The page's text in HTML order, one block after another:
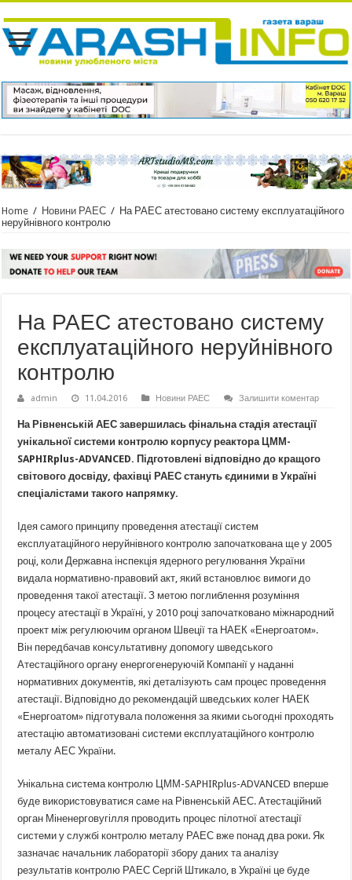
Home / Новини РАЕС / На РАЕС атестовано систему експлуатаційного
неруйнівного контролю
На РАЕС атестовано систему
експлуатаційного неруйнівного
контролю
admin 11.04.2016 Новини РАЕС Залишити коментар
На Рівненській АЕС завершилась фінальна стадія атестації
унікальної системи контролю корпусу реактора ЦММ-
SAPHIRplus-ADVANCED. Підготовлені відповідно до кращого
світового досвіду, фахівці РАЕС стануть єдиними в Україні
спеціалістами такого напрямку.
Ідея самого принципу проведення атестації систем
експлуатаційного неруйнівного контролю започаткована ще у 2005
році, коли Державна інспекція ядерного регулювання України
видала нормативно-правовий акт, який встановлює вимоги до
проведення такої атестації. З метою поглиблення розуміння
процесу атестації в Україні, у 2010 році започатковано міжнародний
проект між регулюючим органом Швеції та НАЕК «Енергоатом».
Він передбачав консультативну допомогу шведського
Атестаційного органу енергогенеруючій Компанії у наданні
нормативних документів, які деталізують сам процес проведення
атестації. Відповідно до рекомендацій шведських колег НАЕК
«Енергоатом» підготувала положення за якими сьогодні проходять
атестацію автоматизовані системи експлуатаційного контролю
металу АЕС України.
Унікальна система контролю ЦММ-SAPHIRplus-ADVANCED вперше
буде використовуватися саме на Рівненській АЕС. Атестаційний
орган Міненерговугілля проводить процес пілотної атестації
системи у службі контролю металу РАЕС вже понад два роки. Як
зазначає начальник лабораторії збору даних та аналізу
результатів контролю РАЕС Сергій Штикало, в Україні це буде